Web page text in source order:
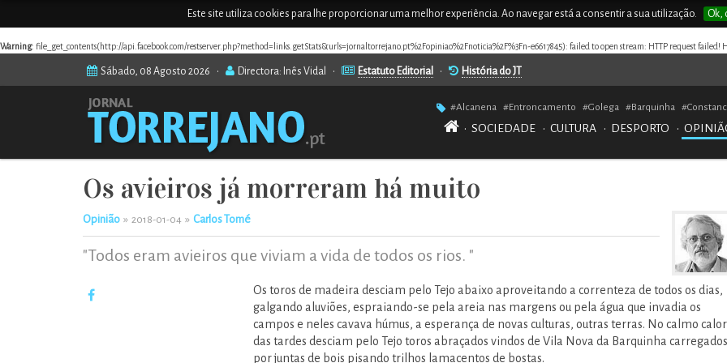
Este site utiliza cookies para lhe proporcionar uma melhor experiência. Ao navegar está a consentir a sua utilização. Ok,
Warning: file_get_contents(http://api.facebook.com/restserver.php?method=links.getStats&urls=jornaltorrejano.pt%2Fopiniao%2Fnoticia%2F%3Fn-e6617845): failed to open stream: HTTP request failed!
Sábado, 08 Agosto 2026 • Directora: Inês Vidal • Estatuto Editorial • História do JT
#Alcanena #Entroncamento #Golega #Barquinha
• SOCIEDADE • CULTURA • DESPORTO •
Os avieiros já morreram há muito
Opinião » 2018-01-04 » Carlos Tomé
"Todos eram avieiros que viviam a vida de todos os rios. "
Os toros de madeira desciam pelo Tejo abaixo aproveitando a correnteza de todos os dias,
galgando aluviões, espraiando-se pela areia nas margens ou pela água que invadia os
campos e neles cavava húmus, a esperança de novas culturas, outras terras. No calmo calor
das tardes desciam pelo Tejo toros abraçados vindos de Vila Nova da Barquinha carregados
por juntas de bois pisando trilhos lamacentos de bostas.